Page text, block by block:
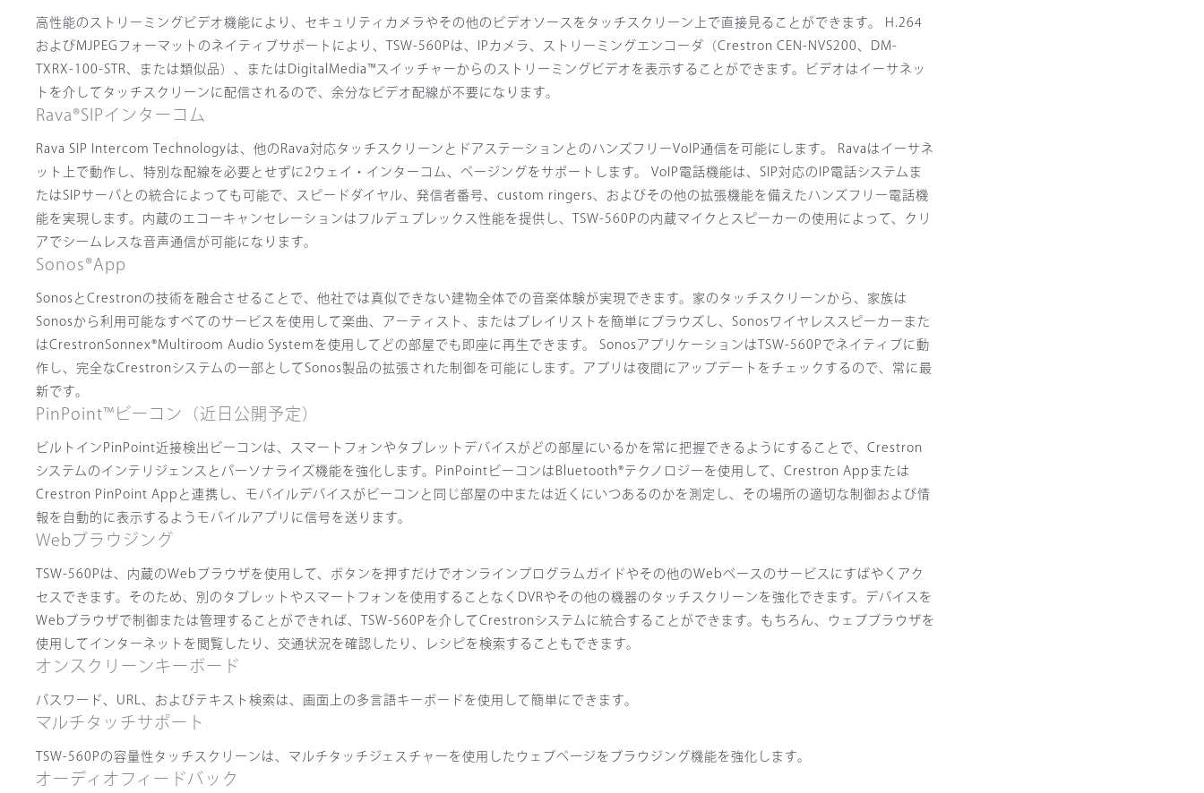
高性能のストリーミングビデオ機能により、セキュリティカメラやその他のビデオソースをタッチスクリーン上で直接見ることができます。 H.264
およびMJPEGフォーマットのネイティブサポートにより、TSW-560Pは、IPカメラ、ストリーミングエンコーダ（Crestron CEN-NVS200、DM-
TXRX-100-STR、または類似品）、またはDigitalMedia™スイッチャーからのストリーミングビデオを表示することができます。ビデオはイーサネッ
トを介してタッチスクリーンに配信されるので、余分なビデオ配線が不要になります。
Rava®SIPインターコム
Rava SIP Intercom Technologyは、他のRava対応タッチスクリーンとドアステーションとのハンズフリーVoIP通信を可能にします。 Ravaはイーサネ
ット上で動作し、特別な配線を必要とせずに2ウェイ・インターコム、ページングをサポートします。 VoIP電話機能は、SIP対応のIP電話システムま
たはSIPサーバとの統合によっても可能で、スピードダイヤル、発信者番号、custom ringers、およびその他の拡張機能を備えたハンズフリー電話機
能を実現します。内蔵のエコーキャンセレーションはフルデュプレックス性能を提供し、TSW-560Pの内蔵マイクとスピーカーの使用によって、クリ
アでシームレスな音声通信が可能になります。
Sonos®App
SonosとCrestronの技術を融合させることで、他社では真似できない建物全体での音楽体験が実現できます。家のタッチスクリーンから、家族は
Sonosから利用可能なすべてのサービスを使用して楽曲、アーティスト、またはプレイリストを簡単にブラウズし、Sonosワイヤレススピーカーまた
はCrestronSonnex®Multiroom Audio Systemを使用してどの部屋でも即座に再生できます。 SonosアプリケーションはTSW-560Pでネイティブに動
作し、完全なCrestronシステムの一部としてSonos製品の拡張された制御を可能にします。アプリは夜間にアップデートをチェックするので、常に最
新です。
PinPoint™ビーコン（近日公開予定）
ビルトインPinPoint近接検出ビーコンは、スマートフォンやタブレットデバイスがどの部屋にいるかを常に把握できるようにすることで、Crestron
システムのインテリジェンスとパーソナライズ機能を強化します。PinPointビーコンはBluetooth®テクノロジーを使用して、Crestron Appまたは
Crestron PinPoint Appと連携し、モバイルデバイスがビーコンと同じ部屋の中または近くにいつあるのかを測定し、その場所の適切な制御および情
報を自動的に表示するようモバイルアプリに信号を送ります。
Webブラウジング
TSW-560Pは、内蔵のWebブラウザを使用して、ボタンを押すだけでオンラインプログラムガイドやその他のWebベースのサービスにすばやくアク
セスできます。そのため、別のタブレットやスマートフォンを使用することなくDVRやその他の機器のタッチスクリーンを強化できます。デバイスを
Webブラウザで制御または管理することができれば、TSW-560Pを介してCrestronシステムに統合することができます。もちろん、ウェブブラウザを
使用してインターネットを閲覧したり、交通状況を確認したり、レシピを検索することもできます。
オンスクリーンキーボード
パスワード、URL、およびテキスト検索は、画面上の多言語キーボードを使用して簡単にできます。
マルチタッチサポート
TSW-560Pの容量性タッチスクリーンは、マルチタッチジェスチャーを使用したウェブページをブラウジング機能を強化します。
オーディオフィードバック